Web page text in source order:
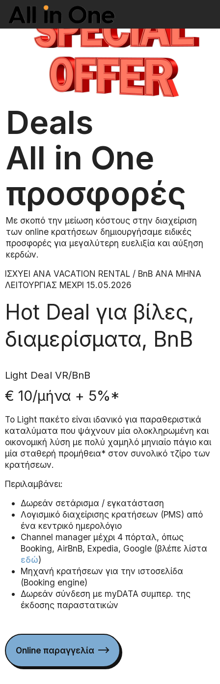
Deals
All in One
προσφορές
Με σκοπό την μείωση κόστους στην διαχείριση
των online κρατήσεων δημιουργήσαμε ειδικές
προσφορές για μεγαλύτερη ευελιξία και αύξηση
κερδών.
ΙΣΧΥΕΙ ΑΝΑ VACATION RENTAL / BnB ANA MHNA
ΛΕΙΤΟΥΡΓΙΑΣ ΜΕΧΡΙ 15.05.2026
Hot Deal για βίλες,
διαμερίσματα, BnB
Light Deal VR/BnB
€ 10/μήνα + 5%*
Το Light πακέτο είναι ιδανικό για παραθεριστικά
καταλύματα που ψάχνουν μία ολοκληρωμένη και
οικονομική λύση με πολύ χαμηλό μηνιαίο πάγιο και
μία σταθερή προμήθεια* στον συνολικό τζίρο των
κρατήσεων.
Περιλαμβάνει:
Δωρεάν σετάρισμα / εγκατάσταση
Λογισμικό διαχείρισης κρατήσεων (PMS) από
ένα κεντρικό ημερολόγιο
Channel manager μέχρι 4 πόρταλ, όπως
Booking, AirBnB, Expedia, Google (βλέπε λίστα
εδώ)
Μηχανή κρατήσεων για την ιστοσελίδα
(Booking engine)
Δωρεάν σύνδεση με myDATA συμπερ. της
έκδοσης παραστατικών
Online παραγγελία